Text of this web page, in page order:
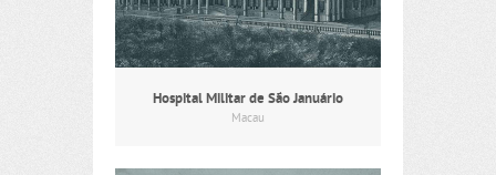
Hospital Militar de São Januário
Macau